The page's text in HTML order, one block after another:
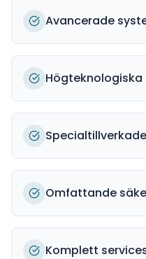
Avancerade
Omfattande
Komplett